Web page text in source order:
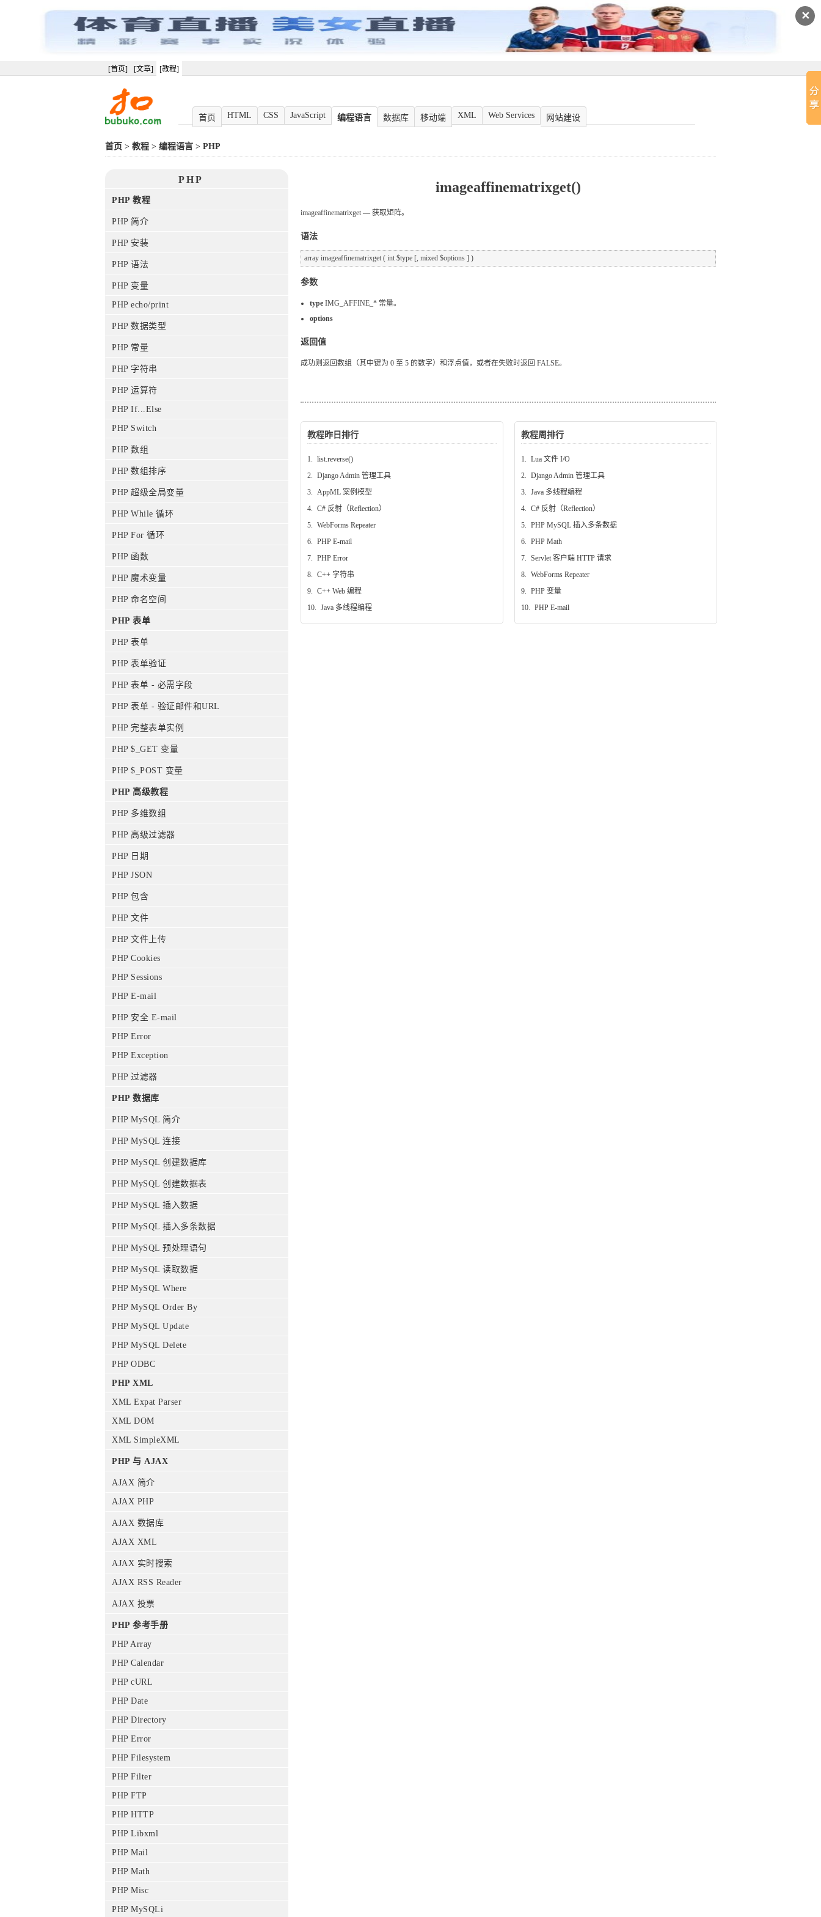
✕
[首页] [文章] [教程]
首页 HTML CSS JavaScript 编程语言 数据库 移动端 XML Web Services 网站建设
首页 > 教程 > 编程语言 > PHP
PHP
PHP 教程
PHP 简介
PHP 安装
PHP 语法
PHP 变量
PHP echo/print
PHP 数据类型
PHP 常量
PHP 字符串
PHP 运算符
PHP If...Else
PHP Switch
PHP 数组
PHP 数组排序
PHP 超级全局变量
PHP While 循环
PHP For 循环
PHP 函数
PHP 魔术变量
PHP 命名空间
PHP 表单
PHP 表单
PHP 表单验证
PHP 表单 - 必需字段
PHP 表单 - 验证邮件和URL
PHP 完整表单实例
PHP $_GET 变量
PHP $_POST 变量
PHP 高级教程
PHP 多维数组
PHP 高级过滤器
PHP 日期
PHP JSON
PHP 包含
PHP 文件
PHP 文件上传
PHP Cookies
PHP Sessions
PHP E-mail
PHP 安全 E-mail
PHP Error
PHP Exception
PHP 过滤器
PHP 数据库
PHP MySQL 简介
PHP MySQL 连接
PHP MySQL 创建数据库
PHP MySQL 创建数据表
PHP MySQL 插入数据
PHP MySQL 插入多条数据
PHP MySQL 预处理语句
PHP MySQL 读取数据
PHP MySQL Where
PHP MySQL Order By
PHP MySQL Update
PHP MySQL Delete
PHP ODBC
PHP XML
XML Expat Parser
XML DOM
XML SimpleXML
PHP 与 AJAX
AJAX 简介
AJAX PHP
AJAX 数据库
AJAX XML
AJAX 实时搜索
AJAX RSS Reader
AJAX 投票
PHP 参考手册
PHP Array
PHP Calendar
PHP cURL
PHP Date
PHP Directory
PHP Error
PHP Filesystem
PHP Filter
PHP FTP
PHP HTTP
PHP Libxml
PHP Mail
PHP Math
PHP Misc
PHP MySQLi
imageaffinematrixget()
imageaffinematrixget — 获取矩阵。
语法
参数
type IMG_AFFINE_* 常量。
options
返回值
成功则返回数组（其中键为 0 至 5 的数字）和浮点值，或者在失败时返回 FALSE。
教程昨日排行
1. list.reverse()
2. Django Admin 管理工具
3. AppML 案例模型
4. C# 反射（Reflection）
5. WebForms Repeater
6. PHP E-mail
7. PHP Error
8. C++ 字符串
9. C++ Web 编程
10. Java 多线程编程
教程周排行
1. Lua 文件 I/O
2. Django Admin 管理工具
3. Java 多线程编程
4. C# 反射（Reflection）
5. PHP MySQL 插入多条数据
6. PHP Math
7. Servlet 客户端 HTTP 请求
8. WebForms Repeater
9. PHP 变量
10. PHP E-mail